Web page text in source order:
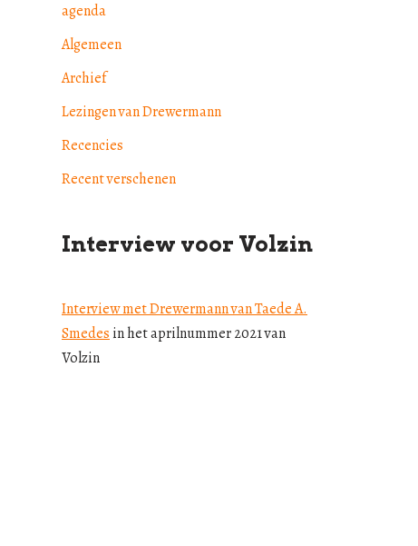
agenda
Algemeen
Archief
Lezingen van Drewermann
Recencies
Recent verschenen
Interview voor Volzin
Interview met Drewermann van Taede A.
Smedes in het aprilnummer 2021 van
Volzin